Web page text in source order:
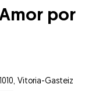
por
Vitoria-Gasteiz